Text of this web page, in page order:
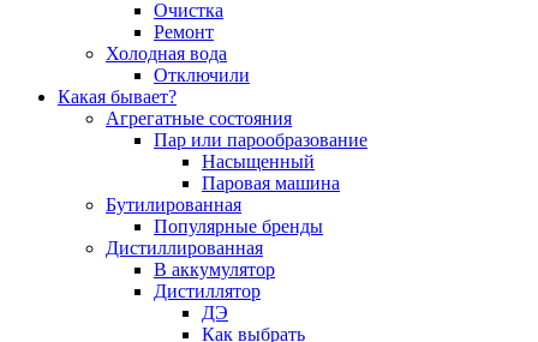
Очистка
Ремонт
Холодная вода
Отключили
Какая бывает?
Агрегатные состояния
Пар или парообразование
Насыщенный
Паровая машина
Бутилированная
Популярные бренды
Дистиллированная
В аккумулятор
Дистиллятор
ДЭ
Как выбрать